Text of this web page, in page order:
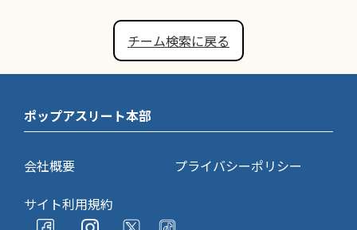
チーム検索に戻る
ポップアスリート本部
会社概要
プライバシーポリシー
サイト利用規約